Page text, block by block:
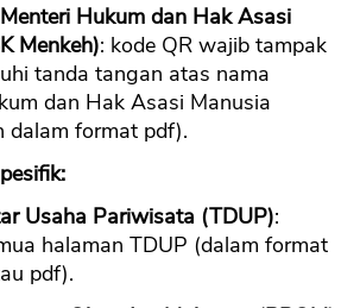
Hukum dan Hak Asasi
Menkeh): kode QR wajib tampak
tanda tangan atas nama
dan Hak Asasi Manusia
dalam format pdf).
Usaha Pariwisata (TDUP):
halaman TDUP (dalam format
pdf).